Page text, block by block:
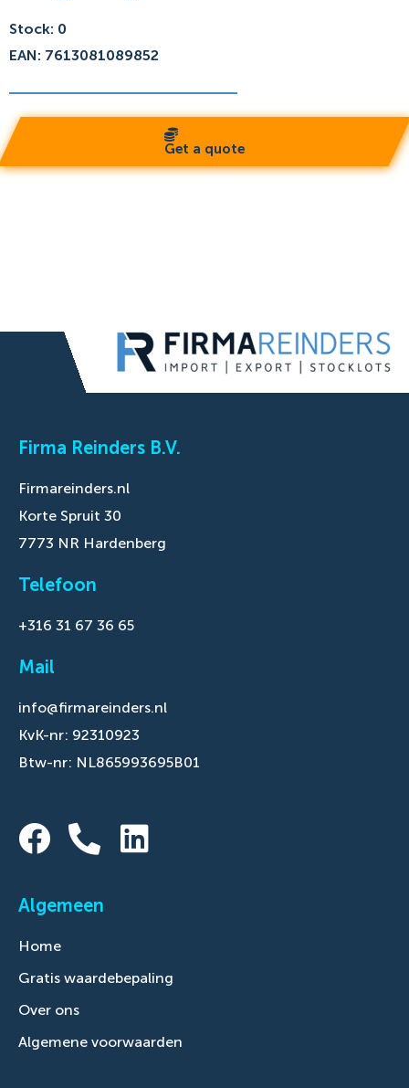
Stock: 0
EAN: 7613081089852
Get a quote
Firma Reinders B.V.
Firmareinders.nl
Korte Spruit 30
7773 NR Hardenberg
Telefoon
+316 31 67 36 65
Mail
info@firmareinders.nl
KvK-nr: 92310923
Btw-nr: NL865993695B01
Algemeen
Home
Gratis waardebepaling
Over ons
Algemene voorwaarden